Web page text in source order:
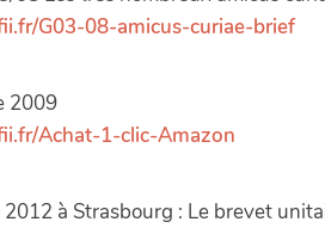
G03-08-amicus-curiae-brief
2009
Achat-1-clic-Amazon
2012 à Strasbourg : Le brevet